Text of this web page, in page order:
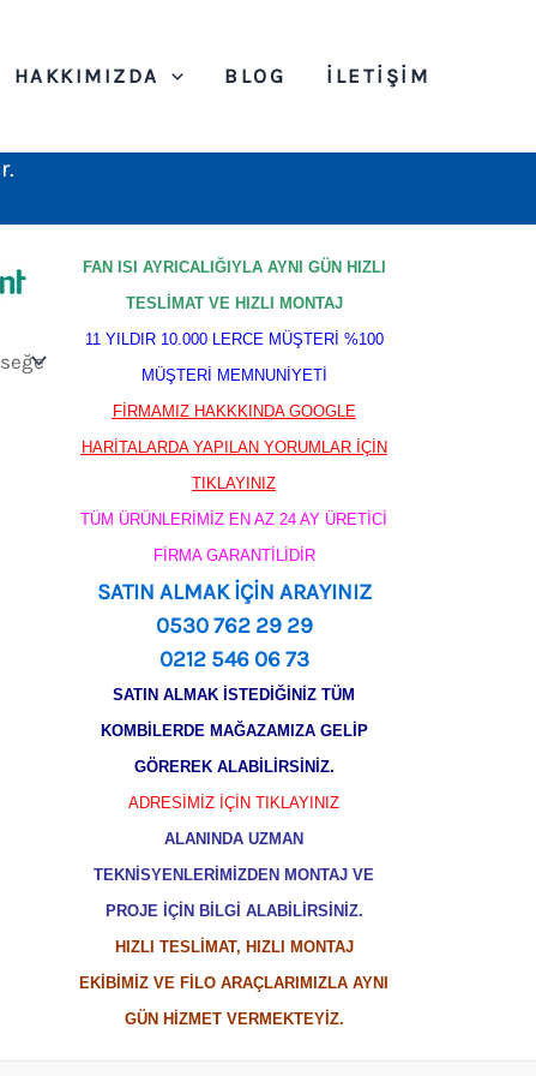
HAKKIMIZDA BLOG İLETIŞIM
FAN ISI AYRICALIĞIYLA AYNI GÜN HIZLI
TESLİMAT VE HIZLI MONTAJ
11 YILDIR 10.000 LERCE MÜŞTERİ %100
MÜŞTERİ MEMNUNİYETİ
FİRMAMIZ HAKKKINDA GOOGLE
HARİTALARDA YAPILAN YORUMLAR İÇİN
TIKLAYINIZ
TÜM ÜRÜNLERİMİZ EN AZ 24 AY ÜRETİCİ
FİRMA GARANTİLİDİR
SATIN ALMAK İÇİN ARAYINIZ
0530 762 29 29
0212 546 06 73
SATIN ALMAK İSTEDİĞİNİZ TÜM
KOMBİLERDE MAĞAZAMIZA GELİP
GÖREREK ALABİLİRSİNİZ.
ADRESİMİZ İÇİN TIKLAYINIZ
ALANINDA UZMAN
TEKNİSYENLERİMİZDEN MONTAJ VE
PROJE İÇİN BİLGİ ALABİLİRSİNİZ.
HIZLI TESLİMAT, HIZLI MONTAJ
EKİBİMİZ VE FİLO ARAÇLARIMIZLA AYNI
GÜN HİZMET VERMEKTEYİZ.